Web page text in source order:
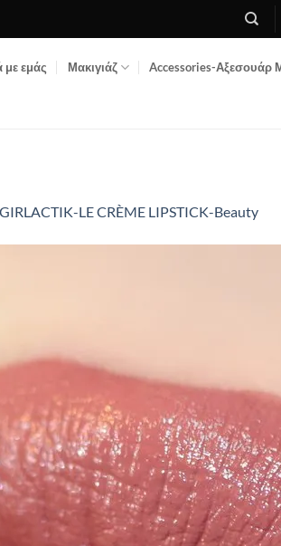
με εμάς Μακιγιάζ Accessories-Αξεσουάρ
GIRLACTIK-LE CRÈME LIPSTICK-Beauty